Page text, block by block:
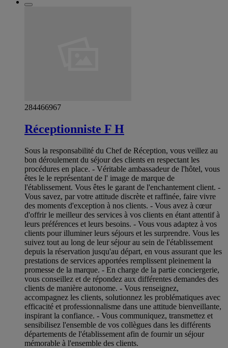
284466967
Réceptionniste F H
Sous la responsabilité du Chef de Réception, vous veillez au
bon déroulement du séjour des clients en respectant les
procédures en place. - Véritable ambassadeur de l'hôtel, vous
êtes le le représentant de l' image de marque de
l'établissement. Vous êtes le garant de l'enchantement client. -
Vous savez, par votre attitude discrète et raffinée, faire vivre
des moments d'exception à nos clients. - Vous avez à cœur
d'offrir le meilleur des services à vos clients en étant attentif à
leurs préférences et leurs besoins. - Vous vous adaptez à vos
clients pour illuminer leurs séjours et les surprendre. Vous les
suivez tout au long de leur séjour au sein de l'établissement
depuis la réservation jusqu'au départ, en vous assurant que les
prestations de services apportées remplissent pleinement la
promesse de la marque. - En charge de la partie conciergerie,
vous conseillez et de répondez aux différentes demandes des
clients de manière autonome. - Vous renseignez,
accompagnez les clients, solutionnez les problématiques avec
efficacité et professionnalisme dans une attitude bienveillante,
inspirant la confiance. - Vous communiquez, transmettez et
sensibilisez l'ensemble de vos collègues dans les différents
départements de l'établissement afin de fournir un séjour
mémorable à l'ensemble des clients.